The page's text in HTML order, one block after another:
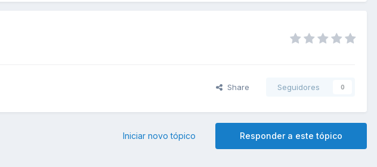
Share Seguidores 0
Responder a este tópico
Iniciar novo tópico